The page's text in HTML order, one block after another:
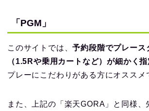
「PGM」
このサイトでは、予約段階でプレース
（1.5Rや乗用カートなど）が細かく
プレーにこだわりがある方にオススメ
また、上記の「楽天GORA」と同様、